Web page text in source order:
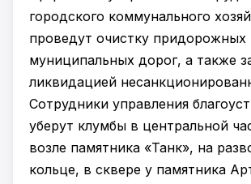
городского коммунального
проведут очистку придорожных
муниципальных дорог, а также
ликвидацией
Сотрудники управления
уберут клумбы в центральной
возле памятника «Танк», на
кольце, в сквере у памятника